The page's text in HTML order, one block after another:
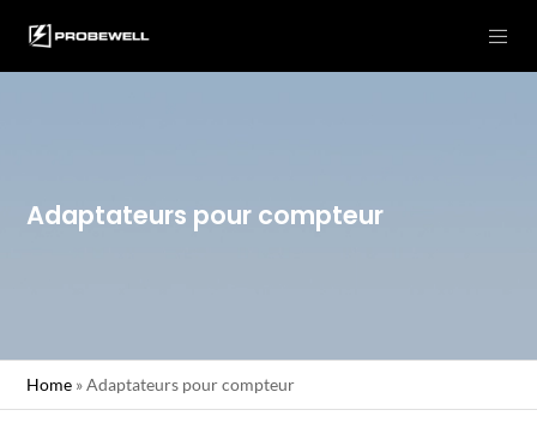
Adaptateurs pour compteur
Home »Adaptateurs pour compteur